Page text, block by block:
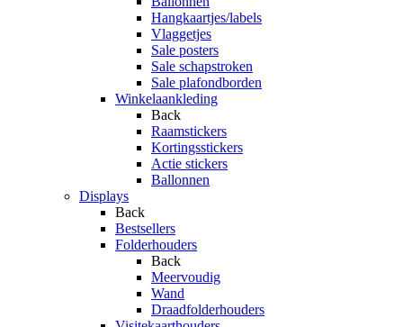
Hangkaartjes/labels
Vlaggetjes
Sale posters
Sale schapstroken
Sale plafondborden
Winkelaankleding
Back
Raamstickers
Kortingsstickers
Actie stickers
Ballonnen
Displays
Back
Bestsellers
Folderhouders
Back
Meervoudig
Wand
Draadfolderhouders